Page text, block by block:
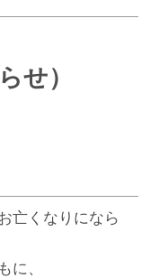
せ）
亡くなりになら
に、